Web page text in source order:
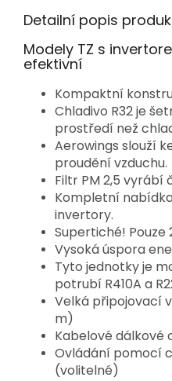
Detailní popis
Modely TZ s
efektivní
Kompaktní
Chladivo R32 je
prostředí než
Aerowings slouží
proudění vzduchu.
Filtr PM 2,5 vyrábí
Kompletní
invertory.
Supertiché! Pouze
Vysoká úspora
Tyto jednotky je
potrubí R410A a
Velká připojovací
m)
Kabelové dálkové
Ovládání pomocí
(volitelné)